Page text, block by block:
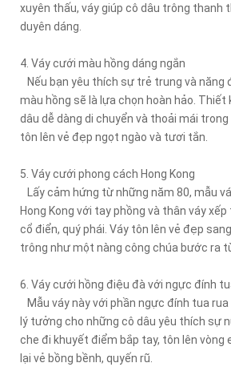
xuyên thấu, váy giúp cô dâu trông thanh
duyên dáng.
4. Váy cưới màu hồng dáng ngắn
Nếu bạn yêu thích sự trẻ trung và năng
màu hồng sẽ là lựa chọn hoàn hảo. Thiết
dâu dễ dàng di chuyển và thoải mái
tôn lên vẻ đẹp ngọt ngào và tươi tắn.
5. Váy cưới phong cách Hong Kong
Lấy cảm hứng từ những năm 80, mẫu
Hong Kong với tay phồng và thân váy
cổ điển, quý phái. Váy tôn lên vẻ đẹp
trông như một nàng công chúa bước ra
6. Váy cưới hồng điệu đà với ngực đính
Mẫu váy này với phần ngực đính tua
lý tưởng cho những cô dâu yêu thích sự
che đi khuyết điểm bắp tay, tôn lên vòng
lại vẻ bồng bềnh, quyến rũ.